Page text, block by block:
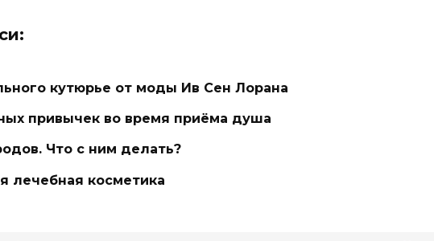
кутюрье от моды Ив Сен Лорана
привычек во время приёма душа
Что с ним делать?
лечебная косметика